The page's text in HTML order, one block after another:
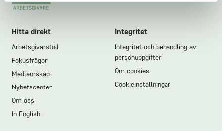
Hitta direkt
Arbetsgivarstöd
Fokusfrågor
Medlemskap
Nyhetscenter
Om oss
In English
Integritet
Integritet och behandling av
personuppgifter
Om cookies
Cookieinställningar